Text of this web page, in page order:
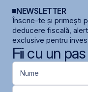
NEWSLETTER
Înscrie-te și primești
deducere fiscală,
exclusive pentru
Fii cu un
Nume